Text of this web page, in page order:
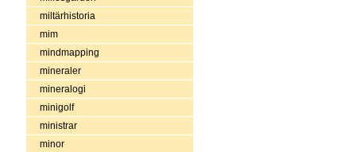
miltärhistoria
mim
mindmapping
mineraler
mineralogi
minigolf
ministrar
minor